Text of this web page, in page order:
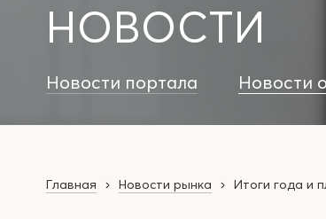
НОВОСТИ
Новости портала Новости
Главная Новости рынка Итоги года и